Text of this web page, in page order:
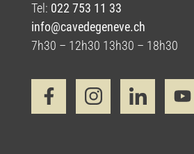
Tel: 022 753 11 33
info@cavedegeneve.ch
7h30 – 12h30 13h30 – 18h30